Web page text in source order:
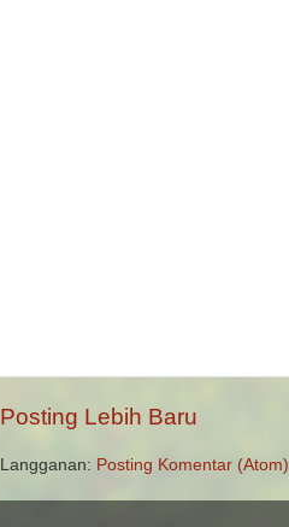
Posting Lebih Baru
Langganan: Posting Komentar (Atom)